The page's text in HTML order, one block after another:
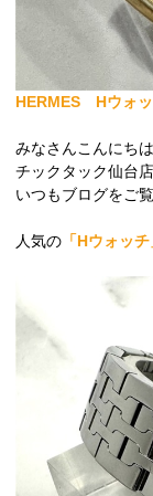
HERMES Hウォ
みなさんこんにちは
チックタック仙台店
いつもブログをご
人気の 「Hウォッチ